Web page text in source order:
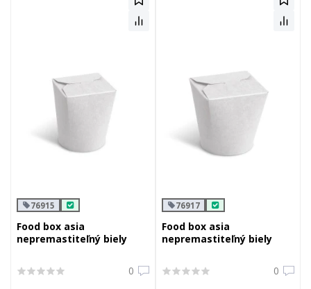
76915
Food box asia
nepremastiteľný biely
0
76917
Food box asia
nepremastiteľný biely
0